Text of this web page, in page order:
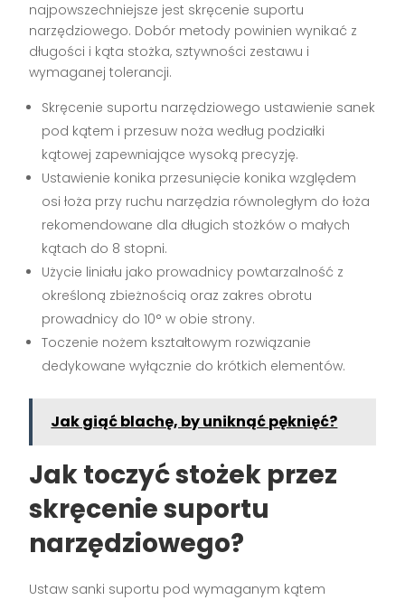
najpowszechniejsze jest skręcenie suportu
narzędziowego. Dobór metody powinien wynikać z
długości i kąta stożka, sztywności zestawu i
wymaganej tolerancji.
Skręcenie suportu narzędziowego ustawienie sanek
pod kątem i przesuw noża według podziałki
kątowej zapewniające wysoką precyzję.
Ustawienie konika przesunięcie konika względem
osi łoża przy ruchu narzędzia równoległym do łoża
rekomendowane dla długich stożków o małych
kątach do 8 stopni.
Użycie liniału jako prowadnicy powtarzalność z
określoną zbieżnością oraz zakres obrotu
prowadnicy do 10° w obie strony.
Toczenie nożem kształtowym rozwiązanie
dedykowane wyłącznie do krótkich elementów.
Jak giąć blachę, by uniknąć pęknięć?
Jak toczyć stożek przez
skręcenie suportu
narzędziowego?
Ustaw sanki suportu pod wymaganym kątem